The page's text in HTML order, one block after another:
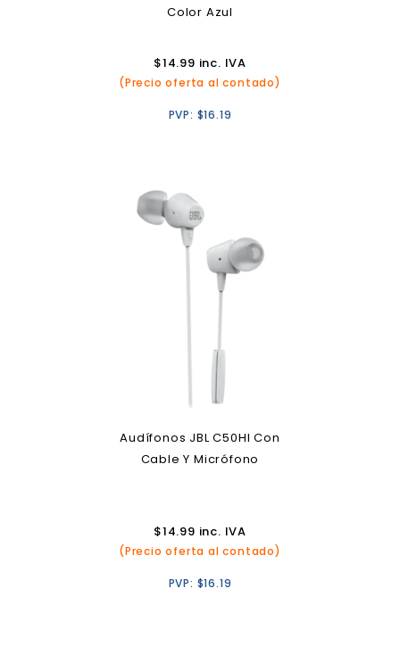
Color Azul
$14.99 inc. IVA
(Precio oferta al contado)
PVP: $16.19
Audífonos JBL C50HI Con
Cable Y Micrófono
$14.99 inc. IVA
(Precio oferta al contado)
PVP: $16.19